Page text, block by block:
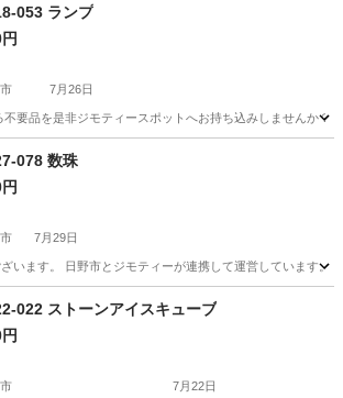
053 ランプ
7月26日
品を是非ジモティースポットへお持ち込みしませんか？
現地
078 数珠
7月29日
ざいます。 日野市とジモティーが連携して運営していま
022 ストーンアイスキューブ
7月22日